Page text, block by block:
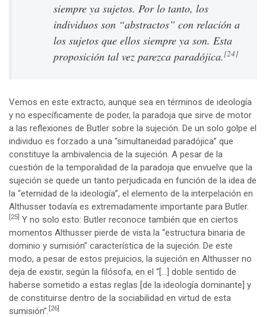
siempre ya sujetos. Por lo tanto, los
individuos son “abstractos” con relación a
los sujetos que ellos siempre ya son. Esta
proposición tal vez parezca paradójica.[24]
Vemos en este extracto, aunque sea en términos de ideología
y no específicamente de poder, la paradoja que sirve de motor
a las reflexiones de Butler sobre la sujeción. De un solo golpe el
individuo es forzado a una “simultaneidad paradójica” que
constituye la ambivalencia de la sujeción. A pesar de la
cuestión de la temporalidad de la paradoja que envuelve que la
sujeción se quede un tanto perjudicada en función de la idea de
la “eternidad de la ideología”, el elemento de la interpelación en
Althusser todavía es extremadamente importante para Butler.
[25] Y no solo esto: Butler reconoce también que en ciertos
momentos Althusser pierde de vista la “estructura binaria de
dominio y sumisión” característica de la sujeción. De este
modo, a pesar de estos prejuicios, la sujeción en Althusser no
deja de existir, según la filósofa, en el “[…] doble sentido de
haberse sometido a estas reglas [de la ideología dominante] y
de constituirse dentro de la sociabilidad en virtud de esta
sumisión”. [26]